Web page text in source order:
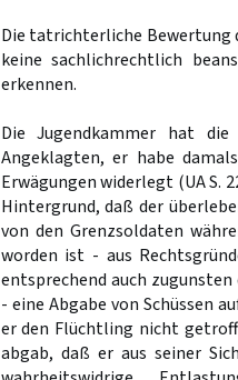
Die tatrichterliche Bewertung
keine sachlichrechtlich
erkennen.
Die Jugendkammer hat
Angeklagten, er habe
Erwägungen widerlegt (UA S.
Hintergrund, daß der
von den Grenzsoldaten
worden ist - aus
entsprechend auch
- eine Abgabe von Schüssen
er den Flüchtling nicht
abgab, daß er aus seiner